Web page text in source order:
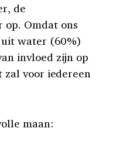
de
Omdat ons
water (60%)
invloed zijn op
voor iedereen
maan: